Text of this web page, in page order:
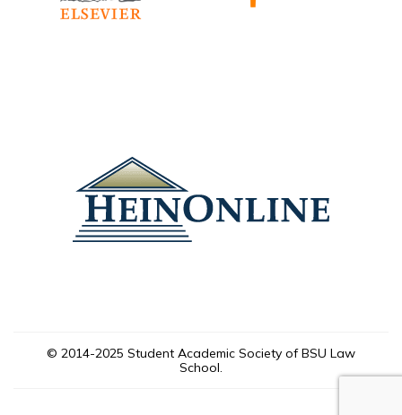
© 2014-2025 Student Academic Society of BSU Law
School.